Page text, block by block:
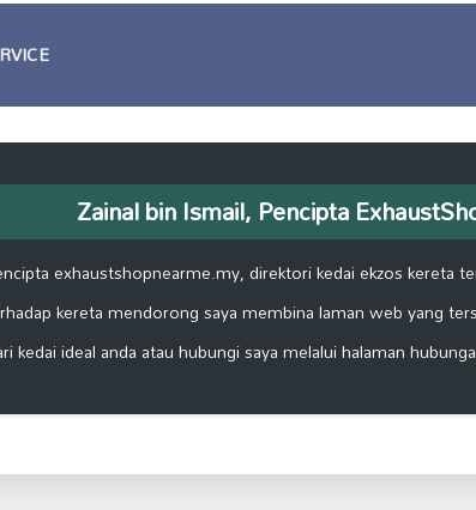
Zainal bin Ismail, Pencipta
exhaustshopnearme.my, direktori kedai ekzos kereta
kereta mendorong saya membina laman web yang
kedai ideal anda atau hubungi saya melalui halaman